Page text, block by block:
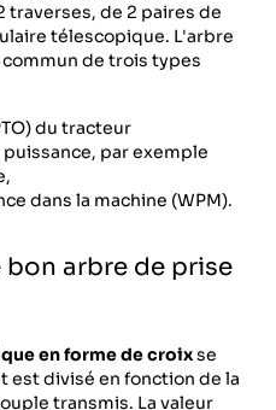
traverses, de 2 paires de
télescopique. L'arbre
de trois types
du tracteur
par exemple
dans la machine (WPM).
arbre de prise
en forme de croixse
est divisé en fonction de la
transmis. La valeur